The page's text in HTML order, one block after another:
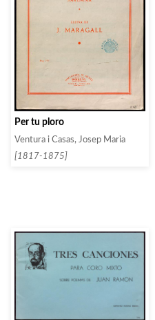
Per tu ploro
Ventura i Casas, Josep Maria
[1817-1875]